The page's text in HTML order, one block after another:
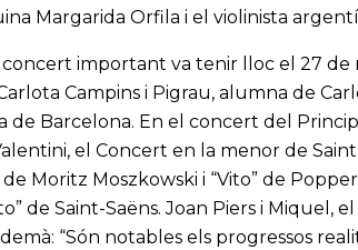
Margarida Orfila i el violinista argentí
important va tenir lloc el 27 de
Campins i Pigrau, alumna de
de Barcelona. En el concert del
el Concert en la menor de
de Moritz Moszkowski i “Vito” de
de Saint-Saëns. Joan Piers i Miquel,
“Són notables els progressos